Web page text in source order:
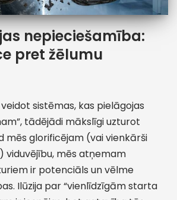
nepieciešamība:
pret žēlumu
sistēmas, kas pielāgojas
tādējādi mākslīgi uzturot
mēs glorificējam (vai vienkārši
viduvējību, mēs atņemam
ir potenciāls un vēlme
Ilūzija par “vienlīdzīgām starta